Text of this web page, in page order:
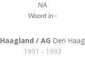
NA
Woont in -
Haagland / AG Den Haag
1991 - 1993